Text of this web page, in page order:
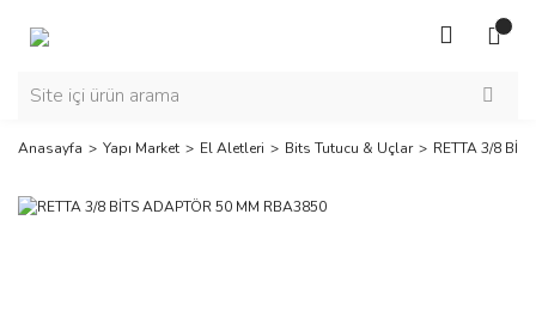
Anasayfa Yapı Market El Aletleri Bits Tutucu & Uçlar RETTA 3/8